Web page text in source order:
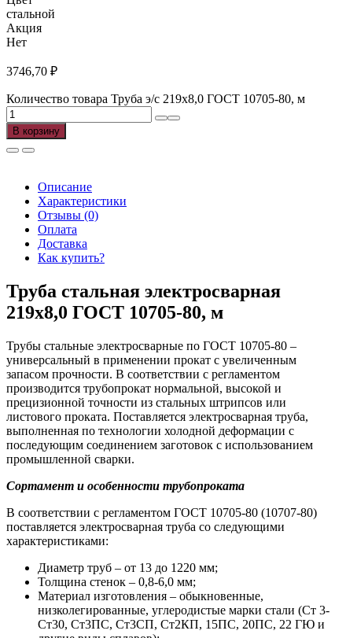
стальной
Акция
Нет
3746,70 ₽
Количество товара Труба э/с 219х8,0 ГОСТ 10705-80, м
В корзину
Описание
Характеристики
Отзывы (0)
Оплата
Доставка
Как купить?
Труба стальная электросварная
219х8,0 ГОСТ 10705-80, м
Трубы стальные электросварные по ГОСТ 10705-80 –
универсальный в применении прокат с увеличенным
запасом прочности. В соответствии с регламентом
производится трубопрокат нормальной, высокой и
прецизионной точности из стальных штрипсов или
листового проката. Поставляется электросварная труба,
выполненная по технологии холодной деформации с
последующим соединением заготовок с использованием
промышленной сварки.
Сортамент и особенности трубопроката
В соответствии с регламентом ГОСТ 10705-80 (10707-80)
поставляется электросварная труба со следующими
характеристиками:
Диаметр труб – от 13 до 1220 мм;
Толщина стенок – 0,8-6,0 мм;
Материал изготовления – обыкновенные,
низколегированные, углеродистые марки стали (Ст 3-
Ст30, Ст3ПС, Ст3СП, Ст2КП, 15ПС, 20ПС, 22 ГЮ и